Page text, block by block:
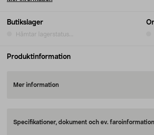
Butikslager
Hämtar lagerstatus...
Produktinformation
Mer information
Specifikationer, dokument och ev. faroinformation